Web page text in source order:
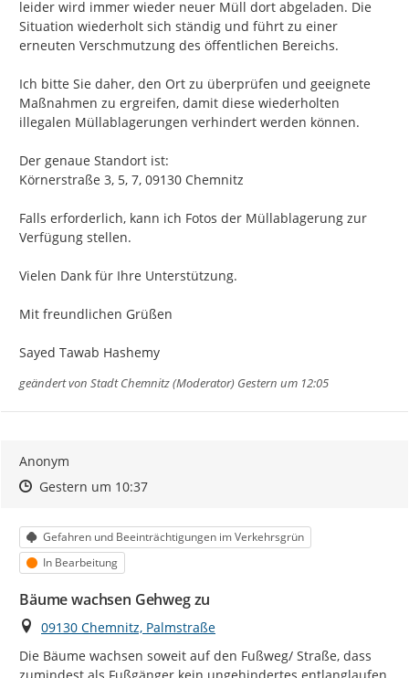
leider wird immer wieder neuer Müll dort abgeladen. Die
Situation wiederholt sich ständig und führt zu einer
erneuten Verschmutzung des öffentlichen Bereichs.
Ich bitte Sie daher, den Ort zu überprüfen und geeignete
Maßnahmen zu ergreifen, damit diese wiederholten
illegalen Müllablagerungen verhindert werden können.
Der genaue Standort ist:
Körnerstraße 3, 5, 7, 09130 Chemnitz
Falls erforderlich, kann ich Fotos der Müllablagerung zur
Verfügung stellen.
Vielen Dank für Ihre Unterstützung.
Mit freundlichen Grüßen
Sayed Tawab Hashemy
geändert von Stadt Chemnitz (Moderator) Gestern um 12:05
Anonym
Zeitpunkt des Erstellens
Zeitpunkt des Erstellens
Gestern um 10:37Zur Äußerung
Kategorie
Gefahren und Beeinträchtigungen im Verkehrsgrün
Status
In Bearbeitung
Bäume wachsen Gehweg zu
Ort
09130 Chemnitz, Palmstraße
Die Bäume wachsen soweit auf den Fußweg/ Straße, dass